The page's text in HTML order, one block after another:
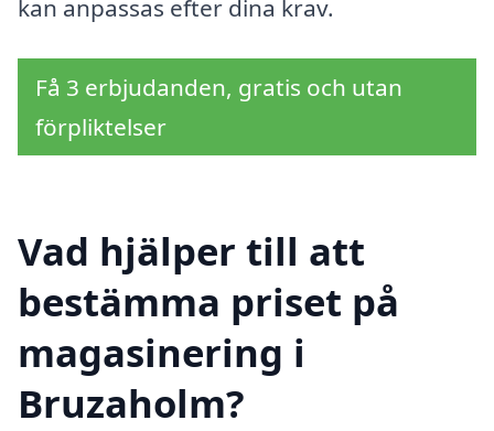
kan anpassas efter dina krav.
Få 3 erbjudanden, gratis och utan
förpliktelser
Vad hjälper till att
bestämma priset på
magasinering i
Bruzaholm?